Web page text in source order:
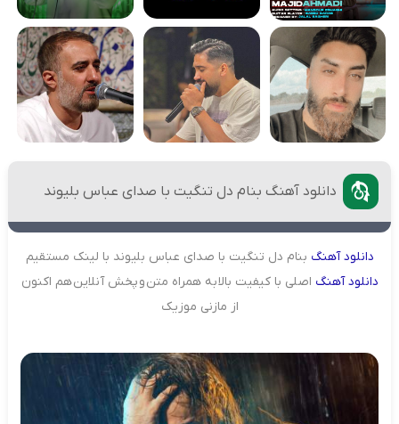
دانلود آهنگ بنام دل تنگیت با صدای عباس بلیوند
دانلودآهنگ بنام دل تنگیت با صدای عباس بلیوند با لینک مستقیم
دانلودآهنگ اصلی با کیفیت بالا به همراه متن و پخش آنلاین هم اکنون
از مازنی موزیک